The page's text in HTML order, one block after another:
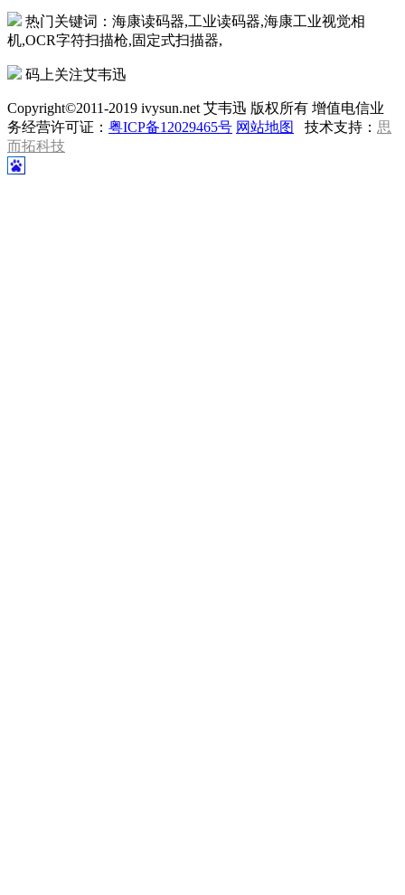
热门关键词：海康读码器,工业读码器,海康工业视觉相
机,OCR字符扫描枪,固定式扫描器,
码上关注艾韦迅
Copyright©2011-2019 ivysun.net 艾韦迅 版权所有 增值电信业
务经营许可证： 粤ICP备12029465号 网站地图 技术支持： 思
而拓科技